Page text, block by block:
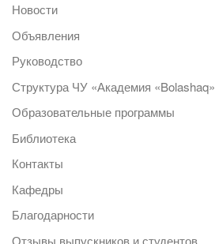
Новости
Объявления
Руководство
Структура ЧУ «Академия «Bolashaq»
Образовательные программы
Библиотека
Контакты
Кафедры
Благодарности
Отзывы выпускников и студентов